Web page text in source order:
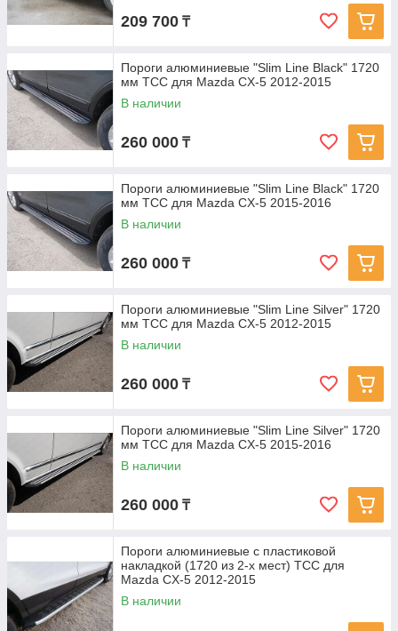
209 700 ₸
Пороги алюминиевые "Slim Line Black" 1720
мм ТСС для Mazda CX-5 2012-2015
В наличии
260 000 ₸
Пороги алюминиевые "Slim Line Black" 1720
мм ТСС для Mazda CX-5 2015-2016
В наличии
260 000 ₸
Пороги алюминиевые "Slim Line Silver" 1720
мм ТСС для Mazda CX-5 2012-2015
В наличии
260 000 ₸
Пороги алюминиевые "Slim Line Silver" 1720
мм ТСС для Mazda CX-5 2015-2016
В наличии
260 000 ₸
Пороги алюминиевые с пластиковой
накладкой (1720 из 2-х мест) ТСС для
Mazda CX-5 2012-2015
В наличии